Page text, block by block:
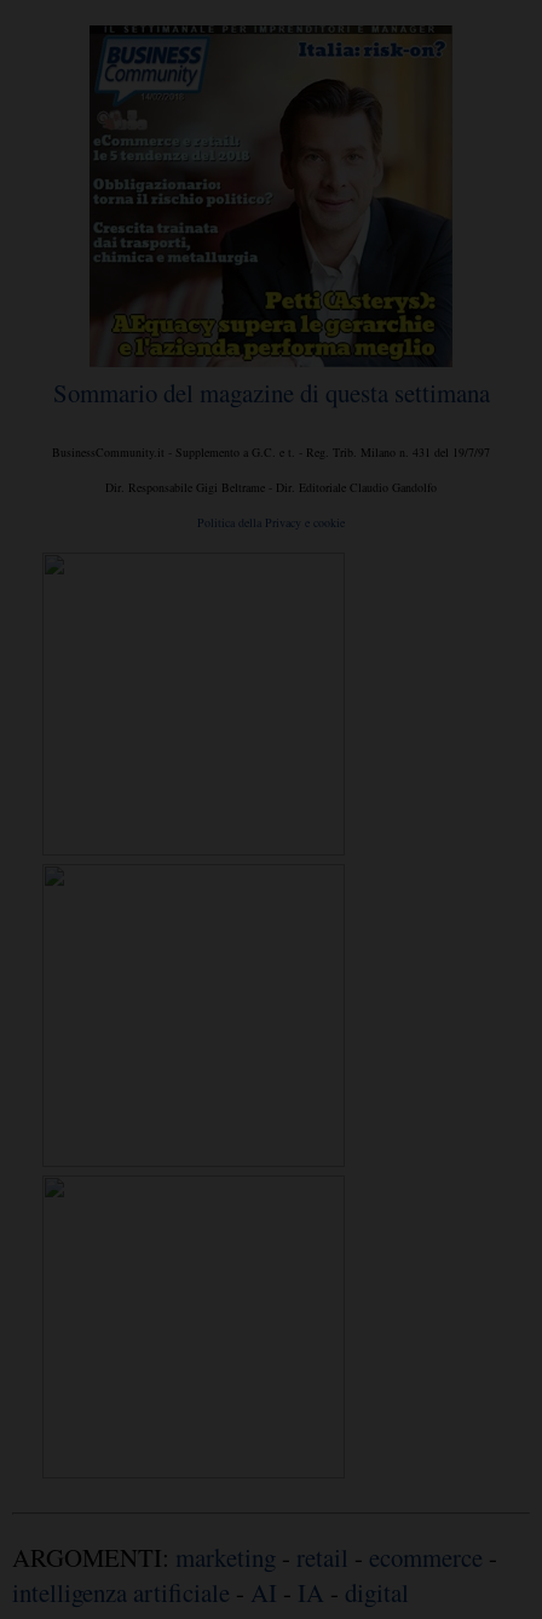
Sommario del magazine di questa settimana
BusinessCommunity.it - Supplemento a G.C. e t. - Reg. Trib. Milano n. 431 del 19/7/97
Dir. Responsabile Gigi Beltrame - Dir. Editoriale Claudio Gandolfo
Politica della Privacy e cookie
ARGOMENTI: marketing - retail - ecommerce -
intelligenza artificiale - AI - IA - digital